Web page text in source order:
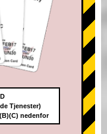
Tjenester)
nedenfor